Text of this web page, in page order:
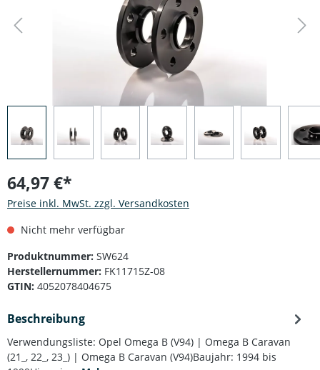
64,97 €*
Preise inkl. MwSt. zzgl. Versandkosten
Nicht mehr verfügbar
Produktnummer: SW624
Herstellernummer: FK11715Z-08
GTIN: 4052078404675
Beschreibung
Verwendungsliste: Opel Omega B (V94) | Omega B Caravan
(21_, 22_, 23_) | Omega B Caravan (V94)Baujahr: 1994 bis